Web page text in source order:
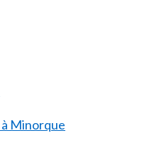
Minorque